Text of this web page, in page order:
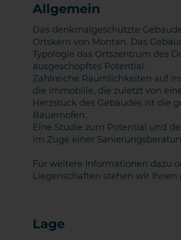
Allgemein
Das denkmalgeschützte
Ortskern von Montan. Das
Typologie das Ortszentrum des
ausgeschöpftes Potential.
Zahlreiche Räumlichkeiten auf
die Immobilie, die zuletzt von
Herzstück des Gebäudes ist die
Bauernofen.
Eine Studie zum Potential und
im Zuge einer
Für weitere Informationen dazu
Liegenschaften stehen wir Ihnen
Lage